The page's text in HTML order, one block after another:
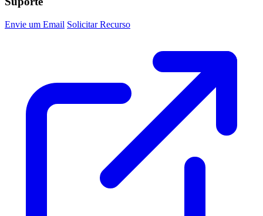
Envie um Email Solicitar Recurso